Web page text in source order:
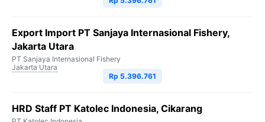
Export Import PT Sanjaya Internasional Fishery,
Jakarta Utara
PT Sanjaya Internasional Fishery
Jakarta Utara
Rp 5.396.761
HRD Staff PT Katolec Indonesia, Cikarang